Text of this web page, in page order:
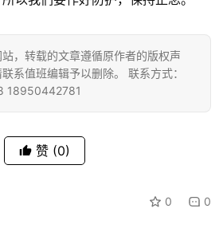
，转载的文章遵循原作者的版权声
系值班编辑予以删除。 联系方式：
18950442781
赞 (0)
0 0